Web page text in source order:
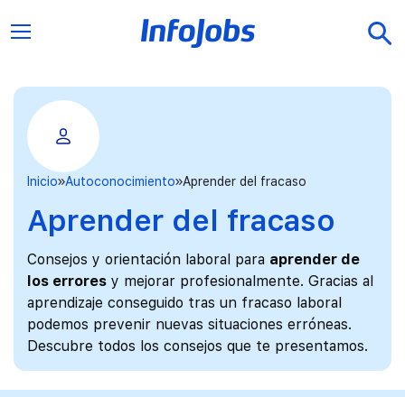
Inicio Autoconocimiento Aprender del fracaso
Aprender del fracaso
Consejos y orientación laboral para aprender de
los errores y mejorar profesionalmente. Gracias al
aprendizaje conseguido tras un fracaso laboral
podemos prevenir nuevas situaciones erróneas.
Descubre todos los consejos que te presentamos.